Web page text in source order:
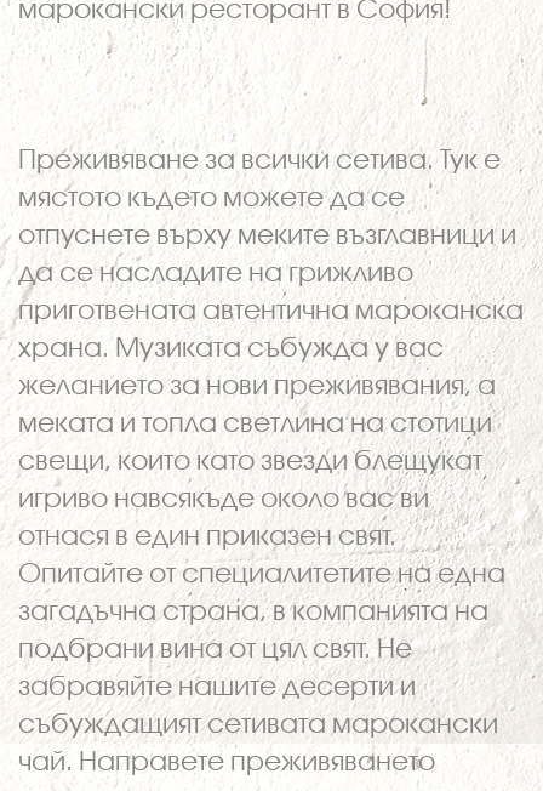
марокански ресторант в София!
Преживяване за всички сетива. Тук е
мястото където можете да се
отпуснете върху меките възглавници и
да се насладите на грижливо
приготвената автентична мароканска
храна. Музиката събужда у вас
желанието за нови преживявания, а
меката и топла светлина на стотици
свещи, които като звезди блещукат
игриво навсякъде около вас ви
отнася в един приказен свят.
Опитайте от специалитетите на една
загадъчна страна, в компанията на
подбрани вина от цял свят. Не
забравяйте нашите десерти и
събуждащият сетивата марокански
чай. Направете преживяването